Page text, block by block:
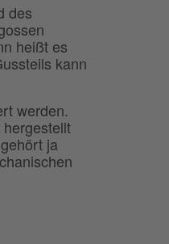
des
heißt es
kann
werden.
ja